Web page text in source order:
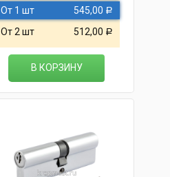
От 1 шт 545,00 Р
От 2 шт 512,00 Р
В КОРЗИНУ